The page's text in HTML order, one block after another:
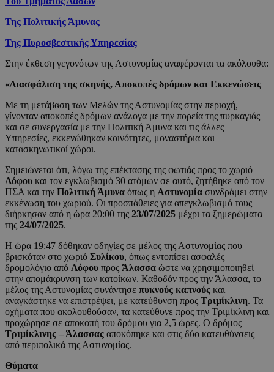
Της Πολιτικής Άμυνας
Της Πυροσβεστικής Υπηρεσίας
Στην έκθεση γεγονότων της Αστυνομίας αναφέρονται τα ακόλουθα:
«Διασφάλιση της σκηνής, Αποκοπές δρόμων και Εκκενώσεις
Με τη μετάβαση των Μελών της Αστυνομίας στην περιοχή,
γίνονταν αποκοπές δρόμων ανάλογα με την πορεία της πυρκαγιάς
και σε συνεργασία με την Πολιτική Άμυνα και τις άλλες
Υπηρεσίες, εκκενώθηκαν κοινότητες, μοναστήρια και
κατασκηνωτικοί χώροι.
Σημειώνεται ότι, λόγω της επέκτασης της φωτιάς προς το χωριό
Λόφου και τον εγκλωβισμό 30 ατόμων σε αυτό, ζητήθηκε από τον
ΠΣΑ και την Πολιτική Άμυνα όπως η Αστυνομία συνδράμει στην
εκκένωση του χωριού. Οι προσπάθειες για απεγκλωβισμό τους
διήρκησαν από η ώρα 20:00 της 23/07/2025 μέχρι τα ξημερώματα
της 24/07/2025.
Η ώρα 19:47 δόθηκαν οδηγίες σε μέλος της Αστυνομίας που
βρισκόταν στο χωριό Συλίκου, όπως εντοπίσει ασφαλές
δρομολόγιο από Λόφου προς Άλασσα ώστε να χρησιμοποιηθεί
στην απομάκρυνση των κατοίκων. Καθοδόν προς την Άλασσα, το
μέλος της Αστυνομίας συνάντησε πυκνούς καπνούς και
αναγκάστηκε να επιστρέψει, με κατεύθυνση προς Τριμίκλινη. Τα
οχήματα που ακολουθούσαν, τα κατεύθυνε προς την Τριμίκλινη και
προχώρησε σε αποκοπή του δρόμου για 2,5 ώρες. Ο δρόμος
Τριμίκλινης – Άλασσας αποκόπηκε και στις δύο κατευθύνσεις
από περιπολικά της Αστυνομίας.
Θύματα